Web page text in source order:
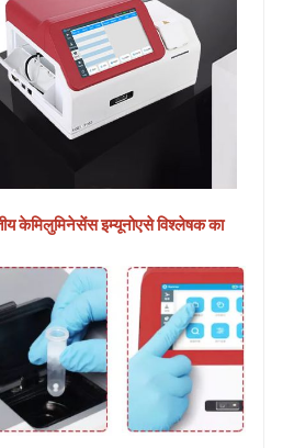
केमिलुमिनेसेंस इम्यूनोएसे विश्लेषक का